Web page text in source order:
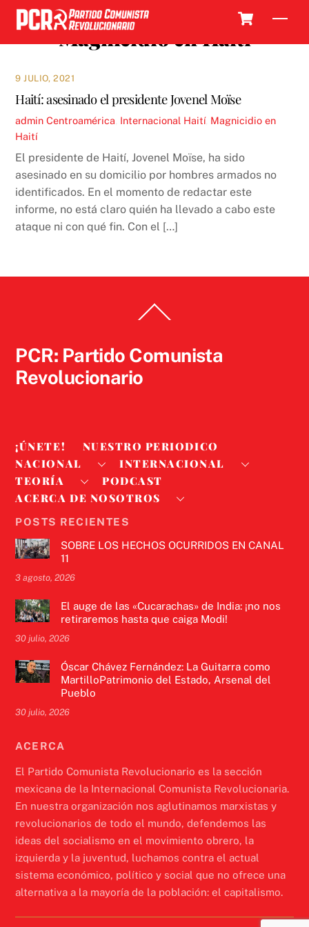
Skip
content
Magnicidio en Haití
9 JULIO, 2021
Haití: asesinado el presidente Jovenel Moïse
admin Centroamérica Internacional Haití, Magnicidio en
Haití
El presidente de Haití, Jovenel Moïse, ha sido
asesinado en su domicilio por hombres armados no
identificados. En el momento de redactar este
informe, no está claro quién ha llevado a cabo este
ataque ni con qué fin. Con el […]
To
PCR: Partido Comunista
Revolucionario
¡ÚNETE!
NUESTRO PERIODICO
NACIONAL
INTERNACIONAL
TEORÍA
PODCAST
ACERCA DE NOSOTROS
POSTS RECIENTES
SOBRE LOS HECHOS OCURRIDOS EN CANAL
11
3 agosto, 2026
El auge de las «Cucarachas» de India: ¡no nos
retiraremos hasta que caiga Modi!
30 julio, 2026
Óscar Chávez Fernández: La Guitarra como
MartilloPatrimonio del Estado, Arsenal del
Pueblo
30 julio, 2026
ACERCA
El Partido Comunista Revolucionario es la sección
mexicana de la Internacional Comunista Revolucionaria.
En nuestra organización nos aglutinamos marxistas y
revolucionarios de todo el mundo, defendemos las
ideas del socialismo en el movimiento obrero, la
izquierda y la juventud, luchamos contra el actual
sistema económico, político y social que no ofrece una
alternativa a la mayoría de la población: el capitalismo.